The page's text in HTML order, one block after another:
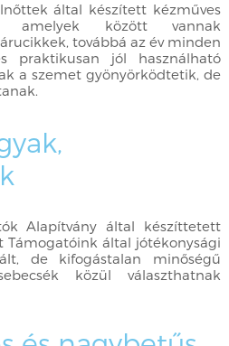
által készített kézműves
amelyek között vannak
továbbá az év minden
praktikusan jól használható
a szemet gyönyörködtetik, de
Alapítvány által készíttetett
Támogatóink által jótékonysági
de kifogástalan minőségű
közül választhatnak